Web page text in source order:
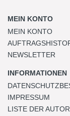
MEIN KONTO
MEIN KONTO
NEWSLETTER
INFORMATIONEN
IMPRESSUM
LISTE DER